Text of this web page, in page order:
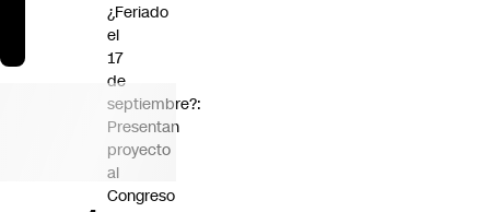
¿Feriado
el
17
de
septiembre?:
Presentan
proyecto
al
Congreso